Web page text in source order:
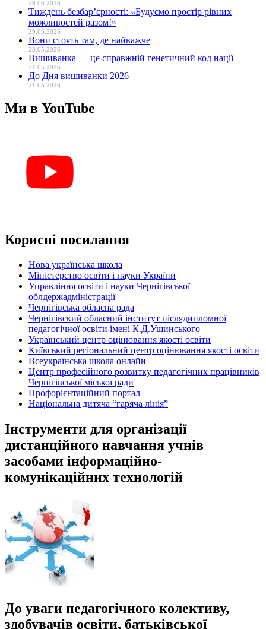
29.06.2026
Тиждень безбар’єрності: «Будуємо простір рівних
можливостей разом!»
29.05.2026
Вони стоять там, де найважче
23.05.2026
Вишиванка — це справжній генетичний код нації
21.05.2026
До Дня вишиванки 2026
21.05.2026
Ми в YouTube
Корисні посилання
Нова українська школа
Міністерство освіти і науки України
Управління освіти і науки Чернігівської
облдержадміністрації
Чернігівська обласна рада
Чернігівский обласний інститут післядипломної
педагогічної освіти імені К.Д.Ушинського
Український центр оцінювання якості освіти
Київський регіональний центр оцінювання якості освіти
Всеукраїнська школа онлайн
Центр професійного розвитку педагогічних працівників
Чернігівської міської ради
Профорієнтаційний портал
Національна дитяча “гаряча лінія”
Інструменти для організації
дистанційного навчання учнів
засобами інформаційно-
комунікаційних технологій
До уваги педагогічного колективу,
здобувачів освіти, батьківської